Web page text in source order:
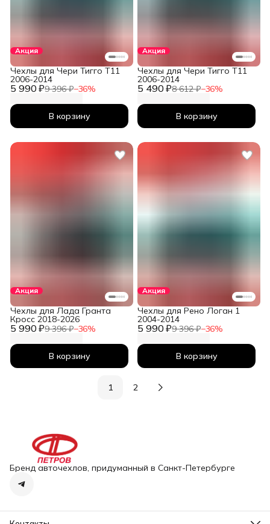
Акция
5 990 ₽9 396 ₽−36%
Чехлы для Чери Тигго T11
2006-2014
В корзину
Акция
5 490 ₽8 612 ₽−36%
Чехлы для Чери Тигго T11
2006-2014
В корзину
Акция
5 990 ₽9 396 ₽−36%
Чехлы для Лада Гранта
Кросс 2018-2026
В корзину
Акция
5 990 ₽9 396 ₽−36%
Чехлы для Рено Логан 1
2004-2014
В корзину
1 2
Бренд авточехлов, придуманный в Санкт-Петербурге